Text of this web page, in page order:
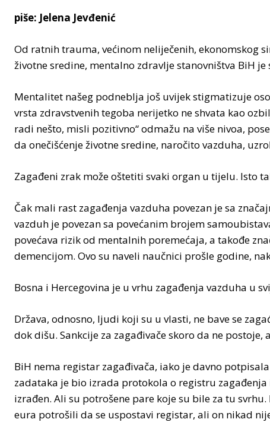
piše: Jelena Jevđenić
Od ratnih trauma, većinom neliječenih, ekonomskog
životne sredine, mentalno zdravlje stanovništva BiH je
Mentalitet našeg podneblja još uvijek stigmatizuje
vrsta zdravstvenih tegoba nerijetko ne shvata kao
radi nešto, misli pozitivno“ odmažu na više nivoa,
da onečišćenje životne sredine, naročito vazduha,
Zagađeni zrak može oštetiti svaki organ u tijelu. Isto
Čak mali rast zagađenja vazduha povezan je sa
vazduh je povezan sa povećanim brojem
povećava rizik od mentalnih poremećaja, a takođe
demencijom. Ovo su naveli naučnici prošle godine,
Bosna i Hercegovina je u vrhu zagađenja vazduha u
Država, odnosno, ljudi koji su u vlasti, ne bave se
dok dišu. Sankcije za zagađivače skoro da ne postoje,
BiH nema registar zagađivača, iako je davno
zadataka je bio izrada protokola o registru
izrađen. Ali su potrošene pare koje su bile za tu
eura potrošili da se uspostavi registar, ali on nikad